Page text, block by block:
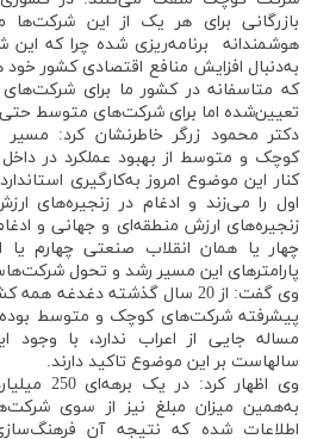
بازرگانی برای هر یک از این
هوشمندانه برنامه‌ریزی شده چرا که
به‌دنبال افزایش منافع اقتصادی کشور
که متاسفانه در کشور ما برای
تعیین‌شده اما برای شرکت‌های متوسط حتی
دکتر محمود زرگر خاطرنشان کرد:
کوچک و متوسط از بهبود عملکرد در
کنار این موضوع امروز به‌کارگیری
اول را می‌زند و ادغام در زنجیره‌های
زنجیره‌های ارزش منطقه‌ای و جهانی و
چهار یا همان انقلاب صنعتی چهارم یا
پارامترهای این مسیر رشد و تحول
وی گفت: از 20 سال گذشته
پیشرفته شرکت‌های کوچک و متوسط بوده
مساله جایی از اعراب ندارد، با وجود
سالهاست بر این موضوع تاکید دارند.
وی اظهار
به‌همین میزان مبلغ نیز از سوی